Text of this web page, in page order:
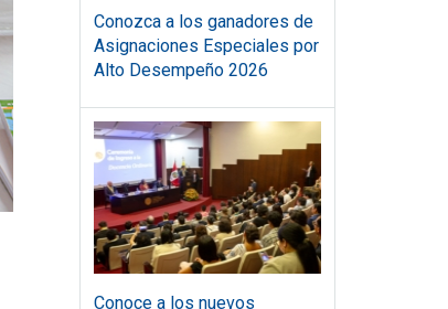
Conozca a los ganadores de
Asignaciones Especiales por
Alto Desempeño 2026
Conoce a los nuevos